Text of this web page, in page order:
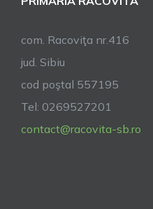
com. Racoviţa nr.416
jud. Sibiu
cod poştal 557195
Tel: 0269527201
contact@racovita-sb.ro